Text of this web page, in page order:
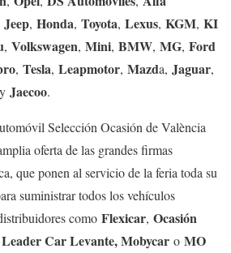
Jeep, Honda, Toyota, Lexus, KGM, KI
, Volkswagen, Mini, BMW, MG, Ford
, Tesla, Leapmotor, Mazda, Jaguar,
y Jaecoo.
Selección Ocasión de València
oferta de las grandes firmas
que ponen al servicio de la feria toda su
suministrar todos los vehículos
como Flexicar, Ocasión
Leader Car Levante, Mobycar o MO